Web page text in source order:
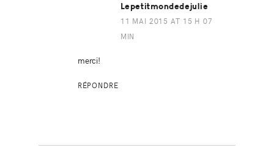
Lepetitmondedejulie
11 MAI 2015 AT 15 H 07
MIN
merci!
RÉPONDRE